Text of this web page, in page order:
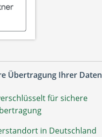
Übertragung Ihrer Daten
für sichere
in Deutschland